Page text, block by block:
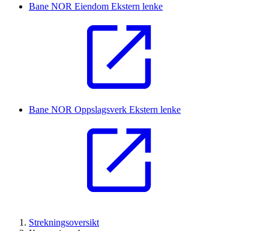
Bane NOR Eiendom Ekstern lenke
Bane NOR Oppslagsverk Ekstern lenke
Strekningsoversikt